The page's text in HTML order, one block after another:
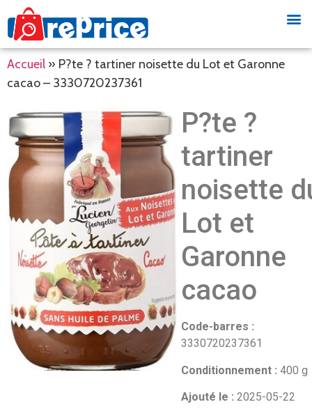
Accueil » P?te ? tartiner noisette du Lot et Garonne
cacao – 3330720237361
P?te ?
tartiner
noisette
Lot et
Garonne
cacao
Code-barres :
3330720237361
Conditionnement : 400 g
Ajouté le : 2025-05-22